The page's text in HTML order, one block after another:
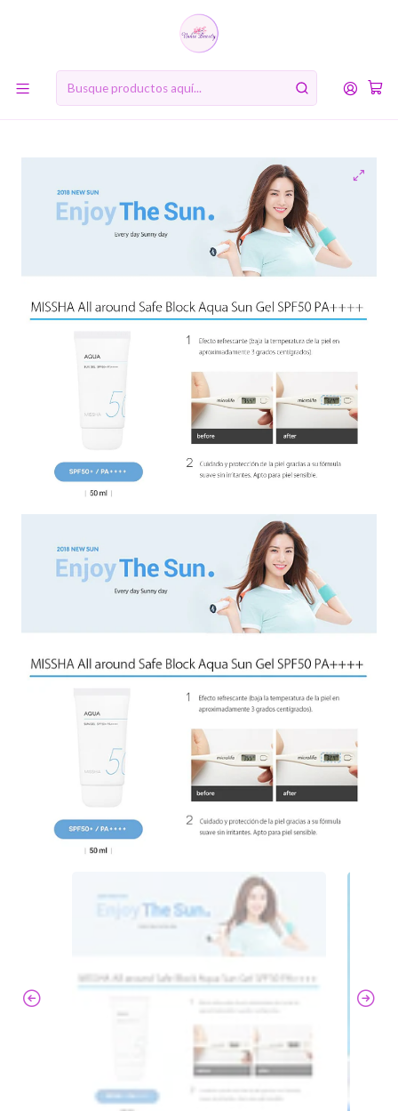
10% de descuento en tu primera compra online. Código: BIENVENIDA10
All Around Safe Block Aqua Sun SPF50/PA++++ (Missha) -
50ml